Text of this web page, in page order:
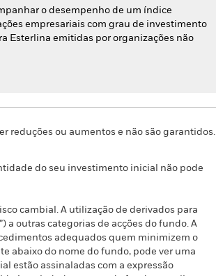
o desempenho de um índice
empresariais com grau de investimento
Esterlina emitidas por organizações não
reduções ou aumentos e não são garantidos.
do seu investimento inicial não pode
cambial. A utilização de derivados para
a outras categorias de acções do fundo. A
adequados quem minimizem o
abaixo do nome do fundo, pode ver uma
estão assinaladas com a expressão